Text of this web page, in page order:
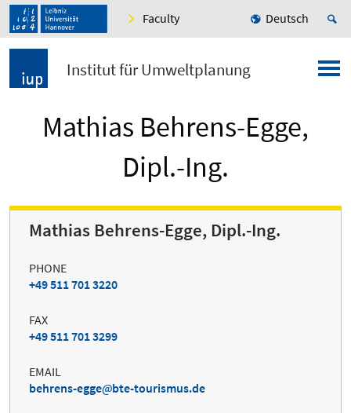
Faculty Deutsch
Institut für Umweltplanung
Mathias Behrens-Egge,
Dipl.-Ing.
Mathias Behrens-Egge, Dipl.-Ing.
PHONE
+49 511 701 3220
FAX
+49 511 701 3299
EMAIL
behrens-egge
bte-tourismus.de